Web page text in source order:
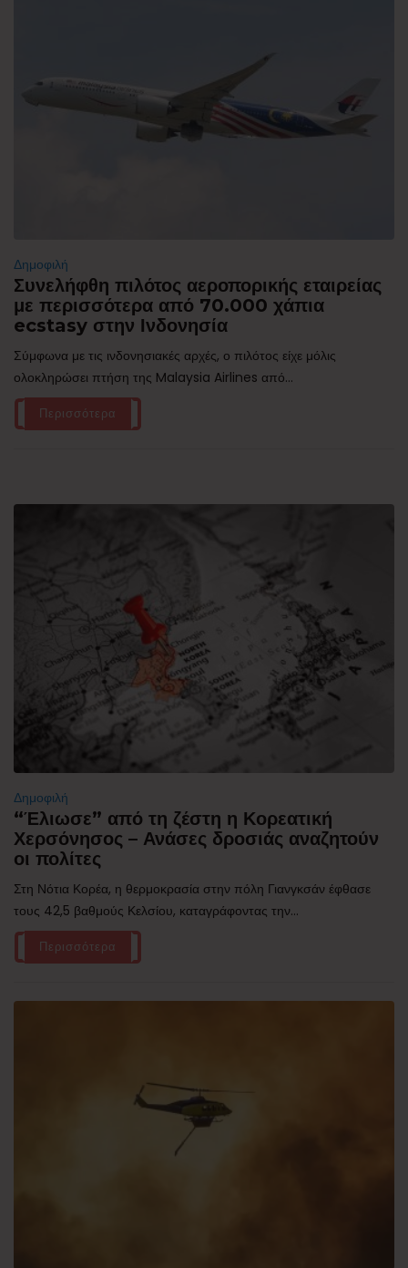
Δημοφιλή
Συνελήφθη πιλότος αεροπορικής εταιρείας
με περισσότερα από 70.000 χάπια
ecstasy στην Ινδονησία
Σύμφωνα με τις ινδονησιακές αρχές, ο πιλότος είχε μόλις
ολοκληρώσει πτήση της Malaysia Airlines από...
Περισσότερα
Δημοφιλή
“Έλιωσε” από τη ζέστη η Κορεατική
Χερσόνησος – Ανάσες δροσιάς αναζητούν
οι πολίτες
Στη Νότια Κορέα, η θερμοκρασία στην πόλη Γιανγκσάν έφθασε
τους 42,5 βαθμούς Κελσίου, καταγράφοντας την...
Περισσότερα